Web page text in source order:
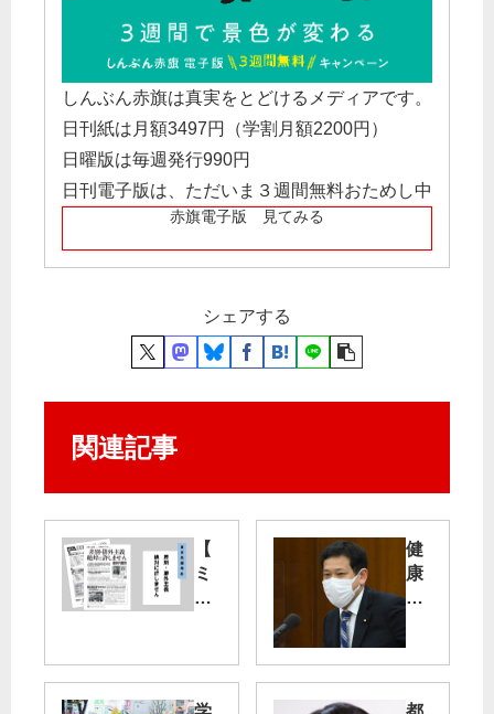
しんぶん赤旗は真実をとどけるメディアです。
日刊紙は月額3497円（学割月額2200円）
日曜版は毎週発行990円
日刊電子版は、ただいま３週間無料おためし中
赤旗電子版 見てみる
シェアする
関連記事
【
ミ
ニ
】
健
康
影
否
定